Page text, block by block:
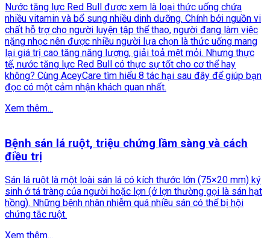
Nước tăng lực Red Bull được xem là loại thức uống chứa
nhiều vitamin và bổ sung nhiều dinh dưỡng. Chính bởi nguồn vi
chất hỗ trợ cho người luyện tập thể thao, người đang làm việc
nặng nhọc nên được nhiều người lựa chọn là thức uống mang
lại giá trị cao tăng năng lượng, giải toả mệt mỏi. Nhưng thực
tế, nước tăng lực Red Bull có thực sự tốt cho cơ thể hay
không? Cùng AceyCare tìm hiểu 8 tác hại sau đây để giúp bạn
đọc có một cảm nhận khách quan nhất.
Xem thêm...
Bệnh sán lá ruột, triệu chứng lầm sàng và cách
điều trị
Sán lá ruột là một loài sán lá có kích thước lớn (75×20 mm) ký
sinh ở tá tràng của người hoặc lợn (ở lợn thường gọi là sán hạt
hồng). Những bệnh nhân nhiễm quá nhiều sán có thể bị hội
chứng tắc ruột.
Xem thêm...